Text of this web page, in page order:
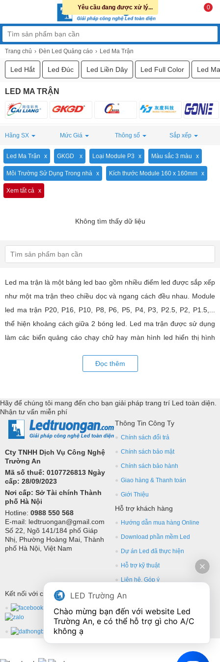
0
Trang chủ Đèn Led Quảng cáo Led Ma Trận
Led Hắt Led Đúc Led Liền Dây Led Full Color Led
LED MA TRẬN
Hãng SX Mức Giá Thông số Sắp xếp
Led Ma Trận GKGD Loại Module P3 Màu sắc 3 màu
Môi Trường Sử Dụng Trong nhà Kích thước Module 160 x 160mm
Xem tất cả
Không tìm thấy dữ liệu
Led ma trận là một bảng led bao gồm nhiều điểm led được sắp xếp
như một ma trận theo chiều dọc và ngang cách đều nhau. Module
led ma trận P20, P16, P10, P8, P6, P5, P4, P3, P2.5, P2, P1.5,...
thể hiện khoảng cách giữa 2 bóng led. Led ma trận được sử dụng
làm các biển quảng cáo chạy chữ hay màn hình led hiển thị hình
nhiều lĩnh vực của cuộc sống. LED Trường An cung cấp tất cả các
YRL,...Tư vấn giả pháp, hỗ trợ kỹ thuật chuyên sâu cho các
ứng dụng trang trí led.
Đọc thêm
Hãy để chúng tôi mang đến cho bạn giải pháp trang trí Led toàn diện.
Nhận tư vấn miễn phí
Cty TNHH Dịch Vụ Công Nghệ
Trường An
Mã số thuế: 0107726813 Ngày
cấp: 28/09/2023
Nơi cấp: Sở Tài chính Thành
phố Hà Nội
Hotline: 0988 550 568
E-mail: ledtruongan@gmail.com
Số 22, Ngõ 141/184 phố Giáp
Nhị, Phường Hoàng Mai, Thành
phố Hà Nội, Việt Nam
Thông Tin Công Ty
Chính sách đổi trả
Chính sách bảo mật
Chính sách bảo hành
Giao hàng & Thanh toán
Giới Thiệu
Hỗ trợ khách hàng
Hướng dẫn mua hàng Online
Download phần mềm Led
Dự án Led đã thực hiện
Hỗ trợ kỹ thuật
Liên hệ, Góp ý
Kết nối với chúng tôi
Yêu cầu đang được xử lý...
LED Trường An
Chào mừng bạn đến với website Led
Trường An, e có thể hỗ trợ gì cho A/C
không ạ